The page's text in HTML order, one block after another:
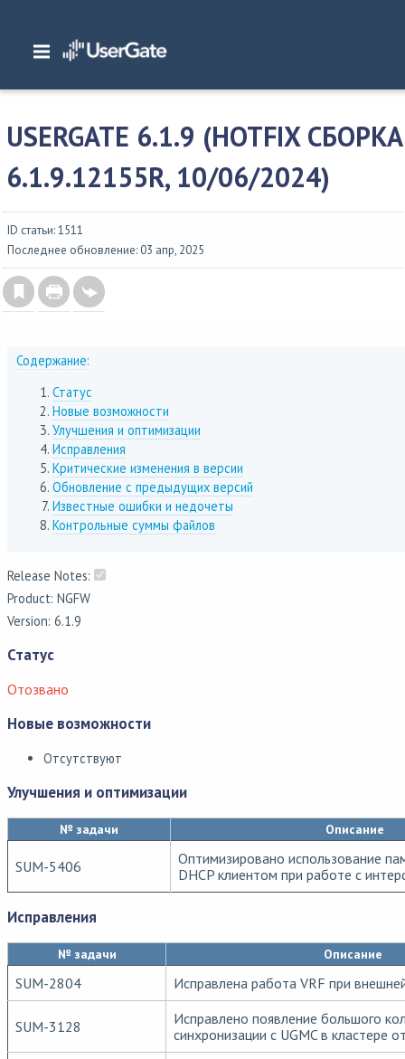
Главная/ Описание версий/UserGate 6.x
6.1.9.12155R, 10/06/2024)
USERGATE 6.1.9 (HOTFIX СБОРКА
6.1.9.12155R, 10/06/2024)
ID статьи: 1511
Последнее обновление: 03 апр, 2025
Содержание:
Статус
Новые возможности
Улучшения и оптимизации
Исправления
Критические изменения в версии
Обновление с предыдущих версий
Известные ошибки и недочеты
Контрольные суммы файлов
Release Notes:
Product: NGFW
Version: 6.1.9
Статус
Отозвано
Новые возможности
Отсутствуют
Улучшения и оптимизации
№ задачи Описание
SUM-5406
Оптимизировано использование
DHCP клиентом при работе с
Исправления
№ задачи Описание
SUM-2804 Исправлена работа VRF при
SUM-3128
Исправлено появление большого
синхронизации с UGMC в кластере